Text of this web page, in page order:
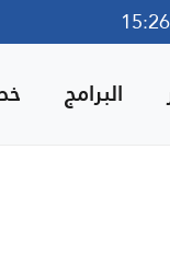
البرامج